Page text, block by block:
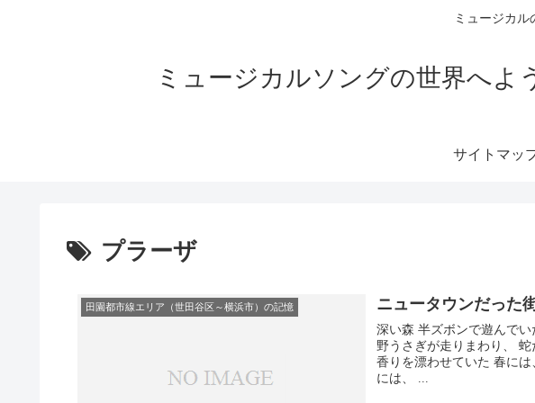
ミュージカ
ミュージカルソングの世界へよ
サイトマッ
プラーザ
田園都市線エリア（世田谷区～横浜市）の記憶 ニュータウンだった
深い森 半ズボンで遊んでいた
野うさぎが走りまわり、 蛇たちが縦横無尽に這えずり、 山ゆりが甘い
香りを漂わせていた 春には、ぜんまいも良く採れた 湿地を超えるとき
には、 ...